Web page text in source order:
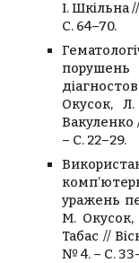
І. Шкільна
С. 64–70.
Окусок,
Вакуленко
– С. 22–29.
уражень
М.
Табас //
№ 4. – С.